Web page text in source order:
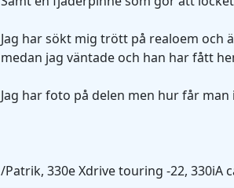
Jag har sökt mig trött på realoem och
medan jag väntade och han har fått
Jag har foto på delen men hur får man
/Patrik, 330e Xdrive touring -22, 330iA